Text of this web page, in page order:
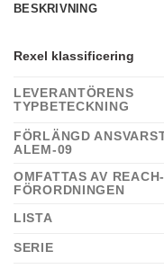
BESKRIVNING
Rexel klassificering
LEVERANTÖRENS
TYPBETECKNING
FÖRLÄNGD
ALEM-09
OMFATTAS AV REACH-
FÖRORDNINGEN
LISTA
SERIE